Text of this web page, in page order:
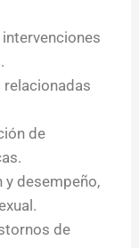
de
y desempeño,
de